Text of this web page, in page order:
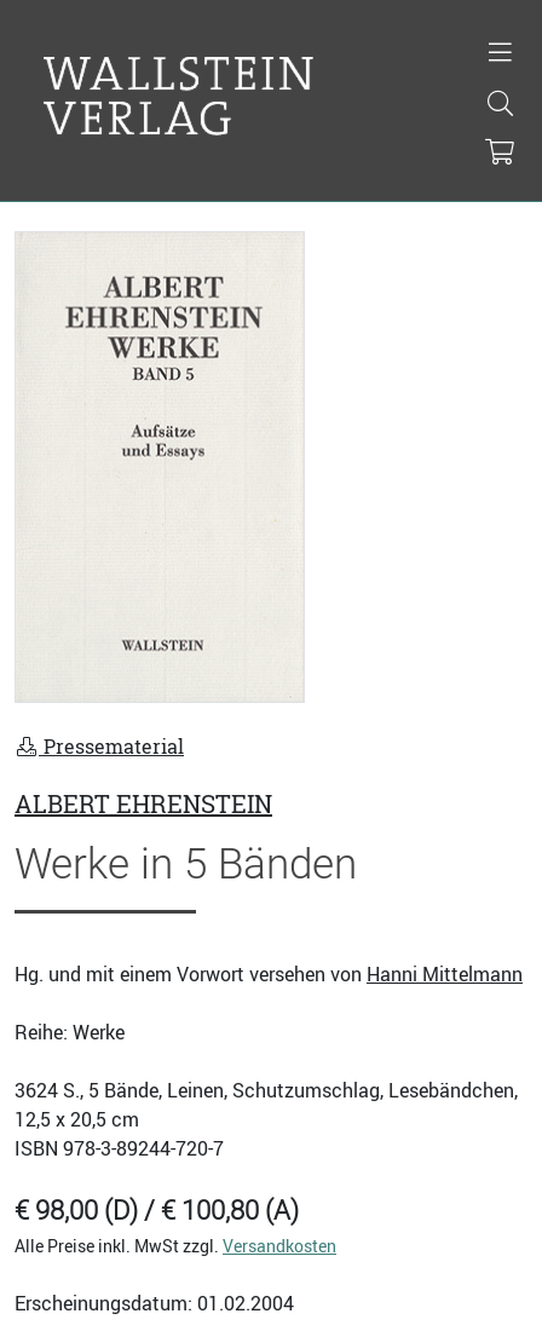
Pressematerial
ALBERT EHRENSTEIN
Werke in 5 Bänden
Hg. und mit einem Vorwort versehen von Hanni Mittelmann
Reihe: Werke
3624 S., 5 Bände, Leinen, Schutzumschlag, Lesebändchen,
12,5 x 20,5 cm
ISBN 978-3-89244-720-7
€ 98,00 (D) / € 100,80 (A)
Alle Preise inkl. MwSt zzgl. Versandkosten
Erscheinungsdatum: 01.02.2004